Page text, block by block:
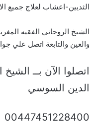
الثديين-اعشاب لعلاج جميع
الشيخ الروحاني الفقيه
والعين والتابعة اتصل علي
اتصلوا الآن بــ
الدين السوسي
00447451228400